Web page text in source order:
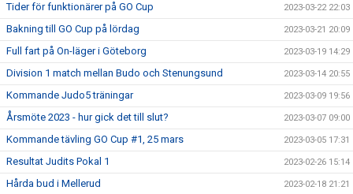
Tider för funktionärer på GO Cup 2023-03-22 22:03
Bakning till GO Cup på lördag 2023-03-21 20:09
Full fart på On-läger i Göteborg 2023-03-19 14:29
Division 1 match mellan Budo och Stenungsund 2023-03-14 20:55
Kommande Judo5 träningar 2023-03-09 19:56
Årsmöte 2023 - hur gick det till slut? 2023-03-07 09:00
Kommande tävling GO Cup #1, 25 mars 2023-03-05 17:31
Resultat Judits Pokal 1 2023-02-26 15:14
Hårda bud i Mellerud 2023-02-18 21:21